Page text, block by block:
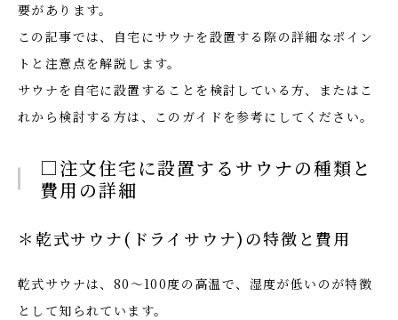
要があります。
この記事では、自宅にサウナを設置する際の詳細なポイン
トと注意点を解説します。
サウナを自宅に設置することを検討している方、またはこ
れから検討する方は、このガイドを参考にしてください。
□注文住宅に設置するサウナの種類と
費用の詳細
＊乾式サウナ(ドライサウナ)の特徴と費用
乾式サウナは、80〜100度の高温で、湿度が低いのが特徴
として知られています。